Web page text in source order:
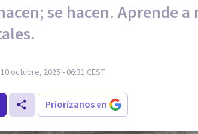
se hacen. Aprende
10 octubre, 2025 - 06:31 CEST
Priorízanos en